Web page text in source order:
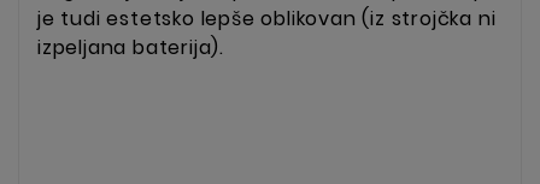
je tudi estetsko lepše oblikovan (iz strojčka ni
izpeljana baterija).